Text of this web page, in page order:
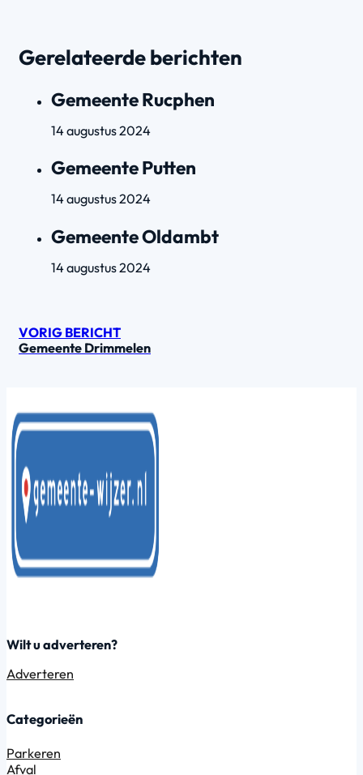
Gerelateerde berichten
Gemeente Rucphen
14 augustus 2024
Gemeente Putten
14 augustus 2024
Gemeente Oldambt
14 augustus 2024
VORIG BERICHT
Gemeente Drimmelen
Wilt u adverteren?
Adverteren
Categorieën
Parkeren
Afval